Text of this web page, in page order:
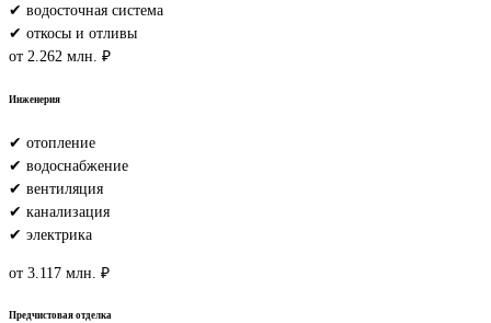
✔ водосточная система
✔ откосы и отливы
от 2.262 млн. ₽
Инженерия
✔ отопление
✔ водоснабжение
✔ вентиляция
✔ канализация
✔ электрика
от 3.117 млн. ₽
Предчистовая отделка